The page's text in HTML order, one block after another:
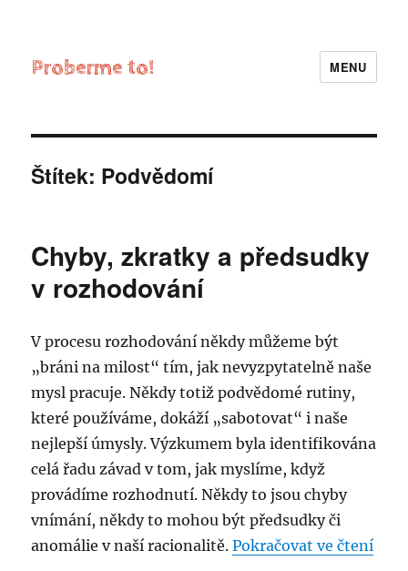
Proberme to! MENU
Štítek: Podvědomí
Chyby, zkratky a předsudky
v rozhodování
V procesu rozhodování někdy můžeme být
„bráni na milost“ tím, jak nevyzpytatelně naše
mysl pracuje. Někdy totiž podvědomé rutiny,
které používáme, dokáží „sabotovat“ i naše
nejlepší úmysly. Výzkumem byla identifikována
celá řadu závad v tom, jak myslíme, když
provádíme rozhodnutí. Někdy to jsou chyby
vnímání, někdy to mohou být předsudky či
anomálie v naší racionalitě.Pokračovat ve čtení